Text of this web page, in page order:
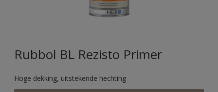
Rubbol BL Rezisto Primer
Hoge dekking, uitstekende hechting